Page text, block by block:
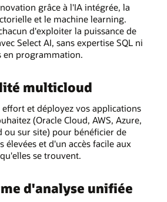
grâce à l'IA intégrée, la
et le machine learning.
d'exploiter la puissance de
Select AI, sans expertise SQL ni
en programmation.
multicloud
effort et déployez vos applications
(Oracle Cloud, AWS, Azure,
ou sur site) pour bénéficier de
élevées et d'un accès facile aux
se trouvent.
d'analyse unifiée